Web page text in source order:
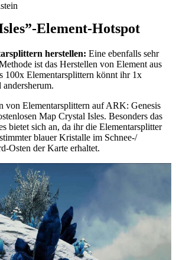
Element-Hotspot
herstellen: Eine ebenfalls sehr
ist das Herstellen von Element aus
100x Elementarsplittern könnt ihr 1x
von Elementarsplittern auf ARK: Genesis
Map Crystal Isles. Besonders das
bietet sich an, da ihr die Elementarsplitter
blauer Kristalle im Schnee-/
Osten der Karte erhaltet.